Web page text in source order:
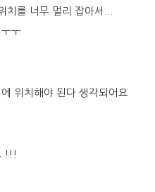
치를 너무 멀리 잡아서...
ㅜ
위치해야 된다 생각되어요.
!!!